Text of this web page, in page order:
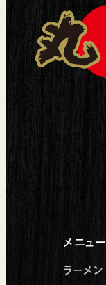
メニュー
ラーメン